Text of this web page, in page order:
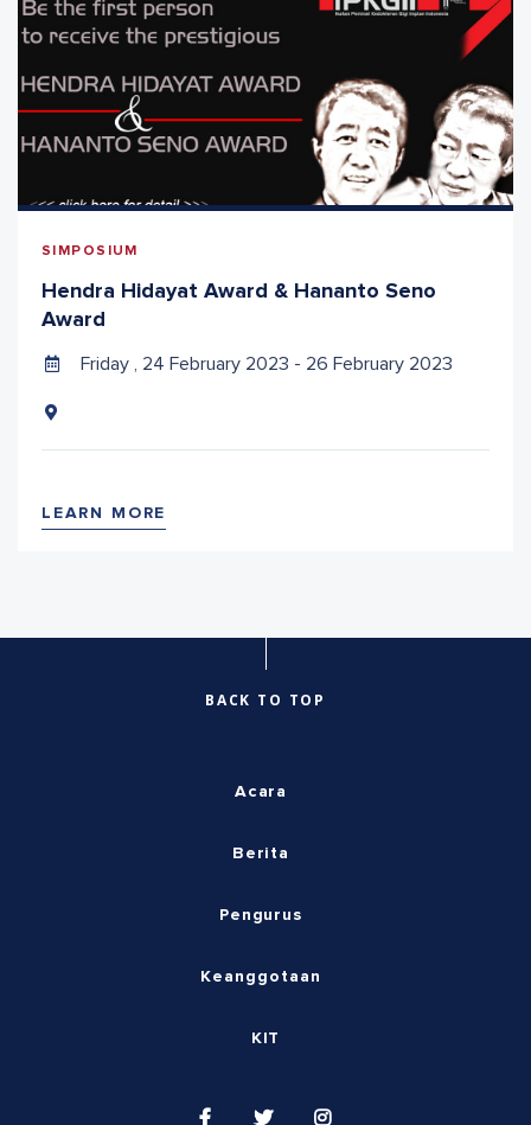
SIMPOSIUM
Hendra Hidayat Award & Hananto Seno
Award
Friday , 24 February 2023 - 26 February 2023
LEARN MORE
BACK TO TOP
Acara
Berita
Pengurus
Keanggotaan
KIT